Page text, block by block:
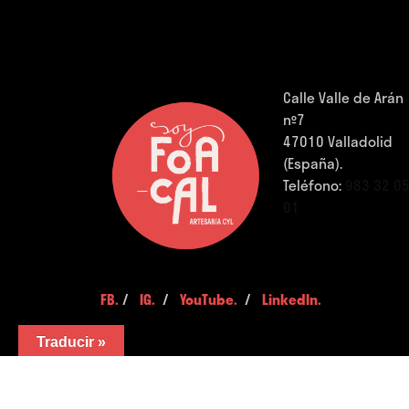
Calle Valle de Arán
nº7
47010 Valladolid
(España).
Teléfono:
FB. /IG. /YouTube. /LinkedIn.
Traducir »